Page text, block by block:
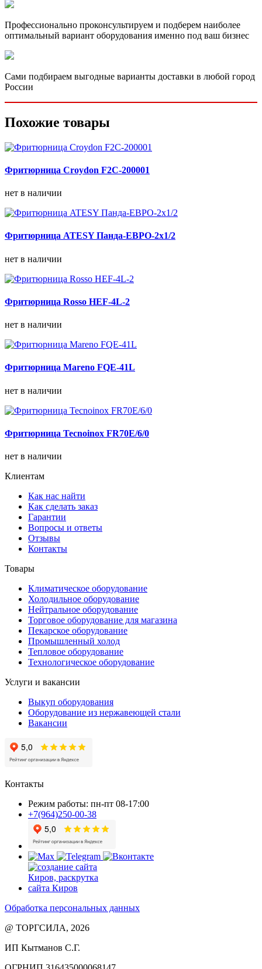
Профессионально проконсультируем и подберем наиболее
оптимальный вариант оборудования именно под ваш бизнес
Сами подбираем выгодные варианты доставки в любой город
России
Похожие товары
Фритюрница Сroydon F2C-200001
нет в наличии
Фритюрница ATESY Панда-ЕВРО-2х1/2
нет в наличии
Фритюрница Rosso HEF-4L-2
нет в наличии
Фритюрница Mareno FQE-41L
нет в наличии
Фритюрница Tecnoinox FR70E/6/0
нет в наличии
Клиентам
Как нас найти
Как сделать заказ
Гарантии
Вопросы и ответы
Отзывы
Контакты
Товары
Климатическое оборудование
Холодильное оборудование
Нейтральное оборудование
Торговое оборудование для магазина
Пекарское оборудование
Промышленный холод
Тепловое оборудование
Технологическое оборудование
Услуги и вакансии
Выкуп оборудования
Оборудование из нержавеющей стали
Вакансии
Контакты
Режим работы: пн-пт 08-17:00
+7(964)250-00-38
Обработка персональных данных
@ ТОРГСИЛА, 2026
ИП Кытманов С.Г.